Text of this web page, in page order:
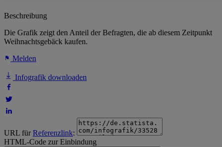
Beschreibung
Die Grafik zeigt den Anteil der Befragten, die ab diesem Zeitpunkt
Weihnachtsgebäck kaufen.
Melden
Infografik downloaden
URL fürReferenzlink:
HTML-Code zur Einbindung